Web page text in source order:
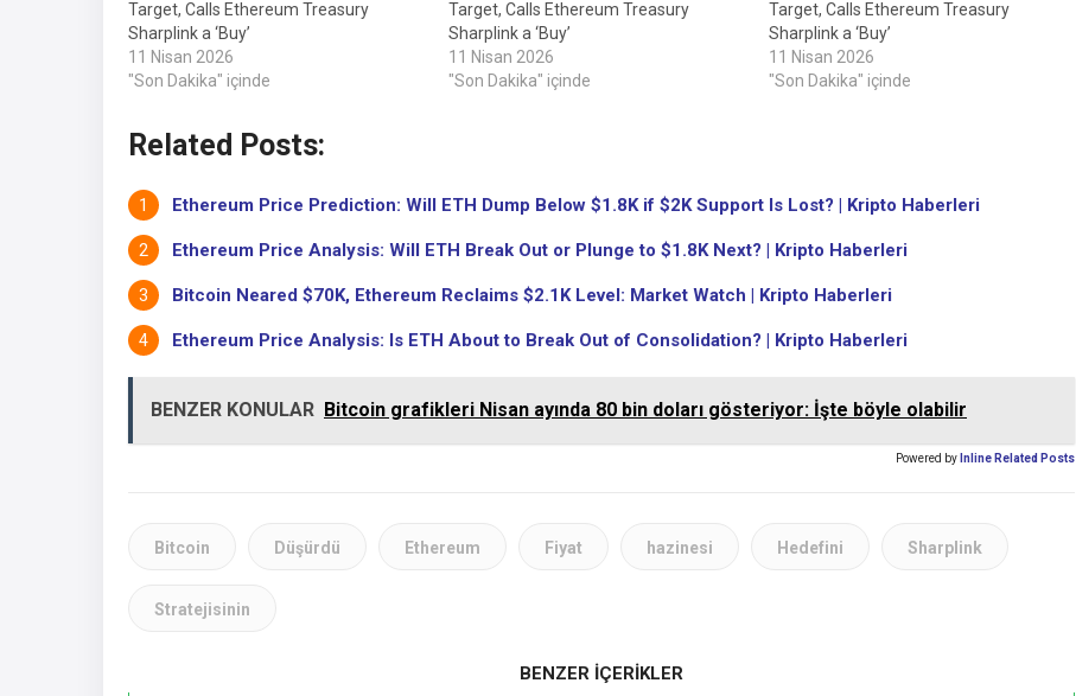
Target, Calls Ethereum Treasury
Sharplink a ‘Buy’
11 Nisan 2026
"Son Dakika" içinde
Target, Calls Ethereum Treasury
Sharplink a ‘Buy’
11 Nisan 2026
"Son Dakika" içinde
Target, Calls Ethereum Treasury
Sharplink a ‘Buy’
11 Nisan 2026
"Son Dakika" içinde
Related Posts:
Ethereum Price Prediction: Will ETH Dump Below $1.8K if $2K Support Is Lost? | Kripto Haberleri
Ethereum Price Analysis: Will ETH Break Out or Plunge to $1.8K Next? | Kripto Haberleri
Bitcoin Neared $70K, Ethereum Reclaims $2.1K Level: Market Watch | Kripto Haberleri
Ethereum Price Analysis: Is ETH About to Break Out of Consolidation? | Kripto Haberleri
BENZER KONULAR Bitcoin grafikleri Nisan ayında 80 bin doları gösteriyor: İşte böyle olabilir
Powered by Inline Related Posts
Bitcoin Düşürdü Ethereum Fiyat hazinesi Hedefini Sharplink
Stratejisinin
BENZER İÇERİKLER